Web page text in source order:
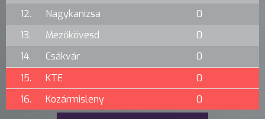
12.
Nagykanizsa
0
13.
Mezőkövesd
0
14.
Csákvár
0
15.
KTE
0
16.
Kozármisleny 0